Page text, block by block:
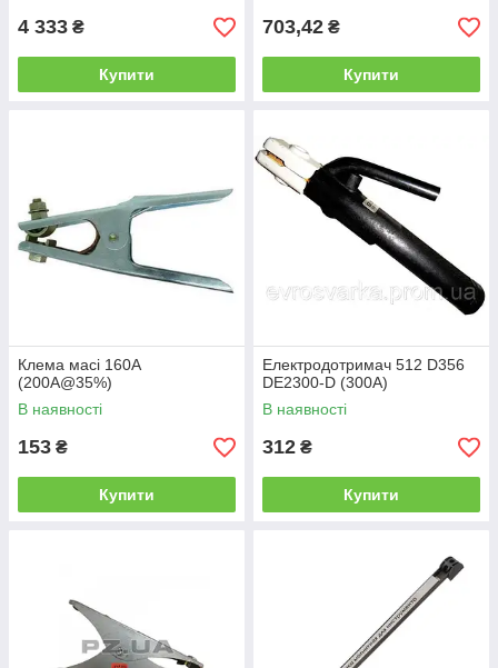
4 333 ₴
Купити
703,42 ₴
Купити
Клема масі 160А
(200А@35%)
В наявності
153 ₴
Купити
Електродотримач 512 D356
DE2300-D (300A)
В наявності
312 ₴
Купити